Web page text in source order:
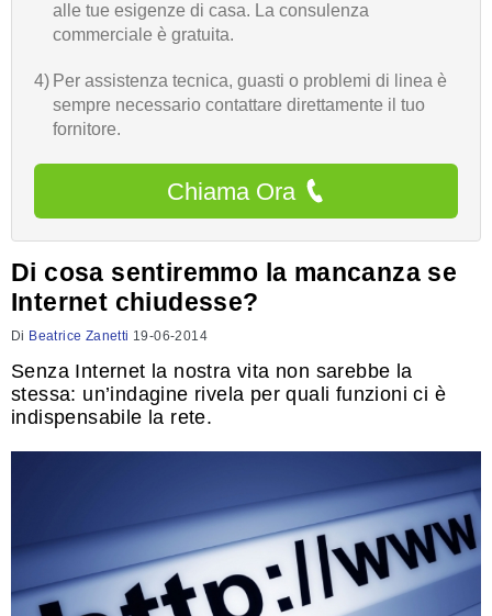
alle tue esigenze di casa. La consulenza
commerciale è gratuita.
4) Per assistenza tecnica, guasti o problemi di linea è
sempre necessario contattare direttamente il tuo
fornitore.
Chiama Ora
Di cosa sentiremmo la mancanza se
Internet chiudesse?
Di Beatrice Zanetti 19-06-2014
Senza Internet la nostra vita non sarebbe la
stessa: un’indagine rivela per quali funzioni ci è
indispensabile la rete.